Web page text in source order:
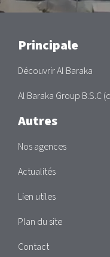
Main
Principale
Découvrir Al Baraka
Al Baraka Group B.S.C
Autres
Nos agences
Actualités
Lien utiles
Plan du site
Contact